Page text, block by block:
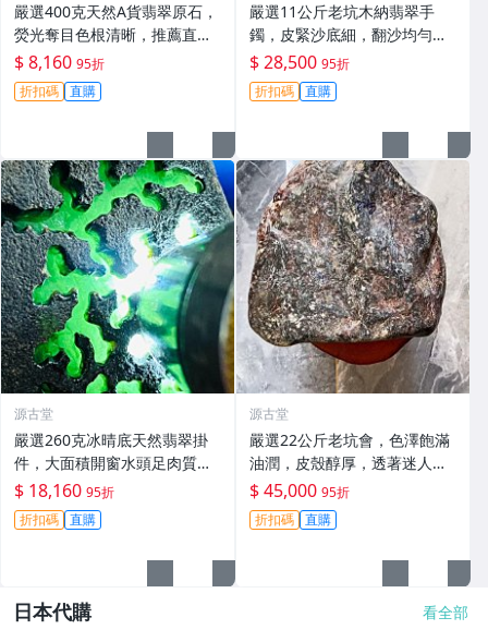
嚴選400克天然A貨翡翠原石，
熒光奪目色根清晰，推薦直接
把玩與雕刻，支持私人訂制取
件 翡翠原石 天然A貨 熒光翡翠
$ 8,160 95折
折扣碼 直購
嚴選11公斤老坑木納翡翠手
鐲，皮緊沙底細，翻沙均勻，
適合收藏家鐲#翡翠 手鐲 玉石
$ 28,500 95折
折扣碼 直購
源古堂
嚴選260克冰晴底天然翡翠掛
件，大面積開窗水頭足肉質
細，適合收藏與佩戴 #翡翠 #
天然翡翠 #A貨翡翠玉石
$ 18,160 95折
折扣碼 直購
源古堂
嚴選22公斤老坑會，色澤飽滿
油潤，皮殼醇厚，透著迷人的
黃霧光澤 翡翠 A貨 玉石
$ 45,000 95折
折扣碼 直購
日本代購 看全部